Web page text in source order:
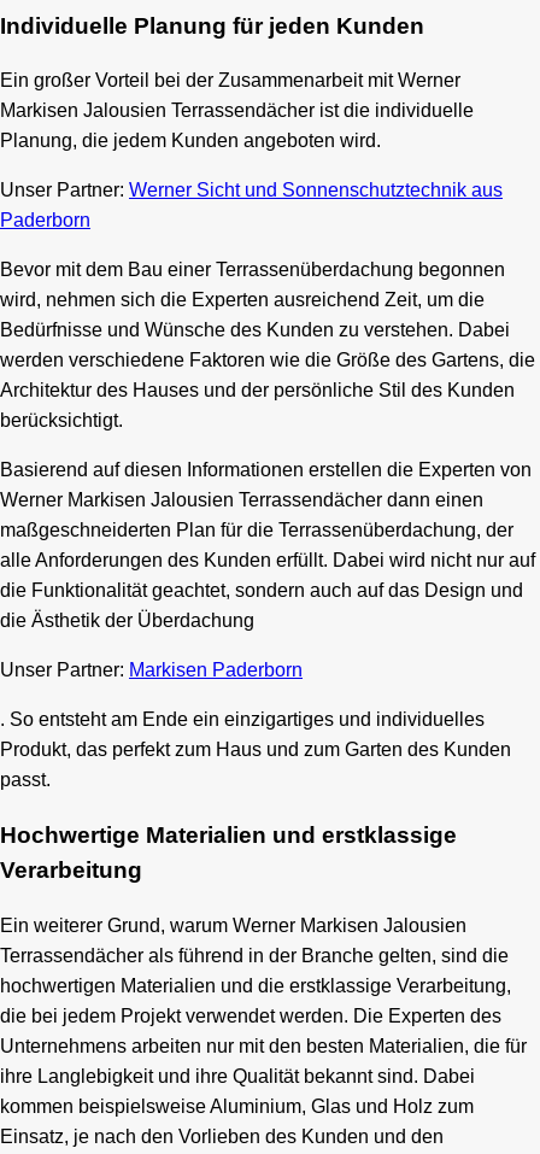
Individuelle Planung für jeden Kunden
Ein großer Vorteil bei der Zusammenarbeit mit Werner
Markisen Jalousien Terrassendächer ist die individuelle
Planung, die jedem Kunden angeboten wird.
Unser Partner: Werner Sicht und Sonnenschutztechnik aus
Paderborn
Bevor mit dem Bau einer Terrassenüberdachung begonnen
wird, nehmen sich die Experten ausreichend Zeit, um die
Bedürfnisse und Wünsche des Kunden zu verstehen. Dabei
werden verschiedene Faktoren wie die Größe des Gartens, die
Architektur des Hauses und der persönliche Stil des Kunden
berücksichtigt.
Basierend auf diesen Informationen erstellen die Experten von
Werner Markisen Jalousien Terrassendächer dann einen
maßgeschneiderten Plan für die Terrassenüberdachung, der
alle Anforderungen des Kunden erfüllt. Dabei wird nicht nur auf
die Funktionalität geachtet, sondern auch auf das Design und
die Ästhetik der Überdachung
Unser Partner: Markisen Paderborn
. So entsteht am Ende ein einzigartiges und individuelles
Produkt, das perfekt zum Haus und zum Garten des Kunden
passt.
Hochwertige Materialien und erstklassige
Verarbeitung
Ein weiterer Grund, warum Werner Markisen Jalousien
Terrassendächer als führend in der Branche gelten, sind die
hochwertigen Materialien und die erstklassige Verarbeitung,
die bei jedem Projekt verwendet werden. Die Experten des
Unternehmens arbeiten nur mit den besten Materialien, die für
ihre Langlebigkeit und ihre Qualität bekannt sind. Dabei
kommen beispielsweise Aluminium, Glas und Holz zum
Einsatz, je nach den Vorlieben des Kunden und den